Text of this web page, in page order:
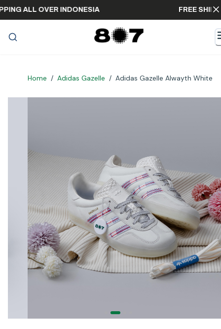
SHIPPING ALL OVER INDONESIA FREE
Home / Adidas Gazelle / Adidas Gazelle Alwayth White